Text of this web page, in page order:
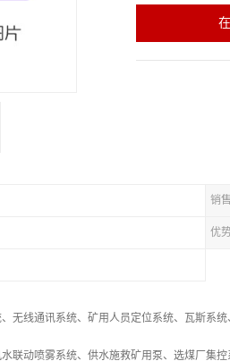
销
优
无线通讯系统、矿用人员定位系统、瓦斯系
联动喷雾系统、供水施救矿用泵、选煤厂集